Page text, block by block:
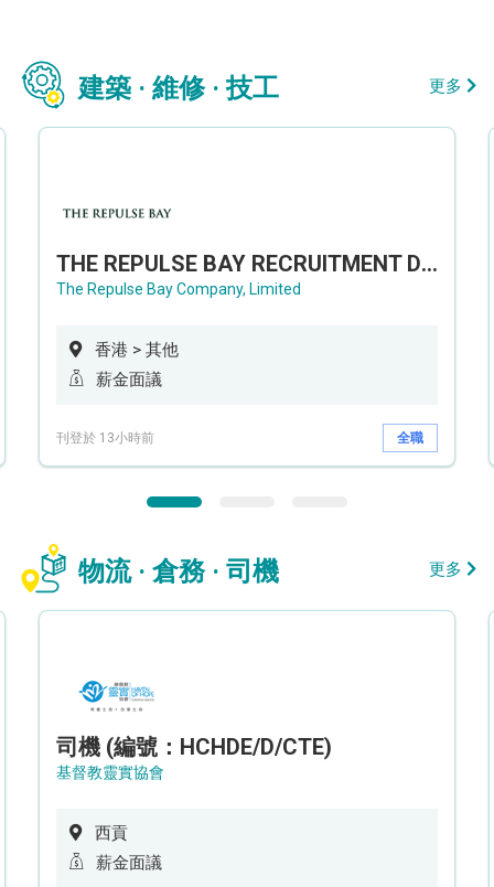
建築 · 維修 · 技工 更多
THE REPULSE BAY RECRUITMENT DAY 淺水灣影灣園人才招聘會
The Repulse Bay Company, Limited
香港 > 其他
薪金面議
刊登於 13小時前 全職
物流 · 倉務 · 司機 更多
司機 (編號：HCHDE/D/CTE)
基督教靈實協會
西貢
薪金面議